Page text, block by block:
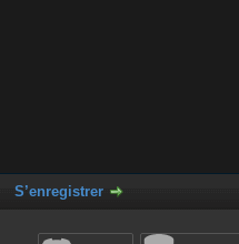
S’enregistrer